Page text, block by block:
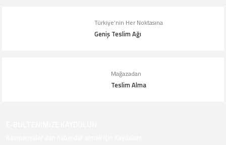
Türkiye’nin Her Noktasına
Geniş Teslim Ağı
Mağazadan
Teslim Alma